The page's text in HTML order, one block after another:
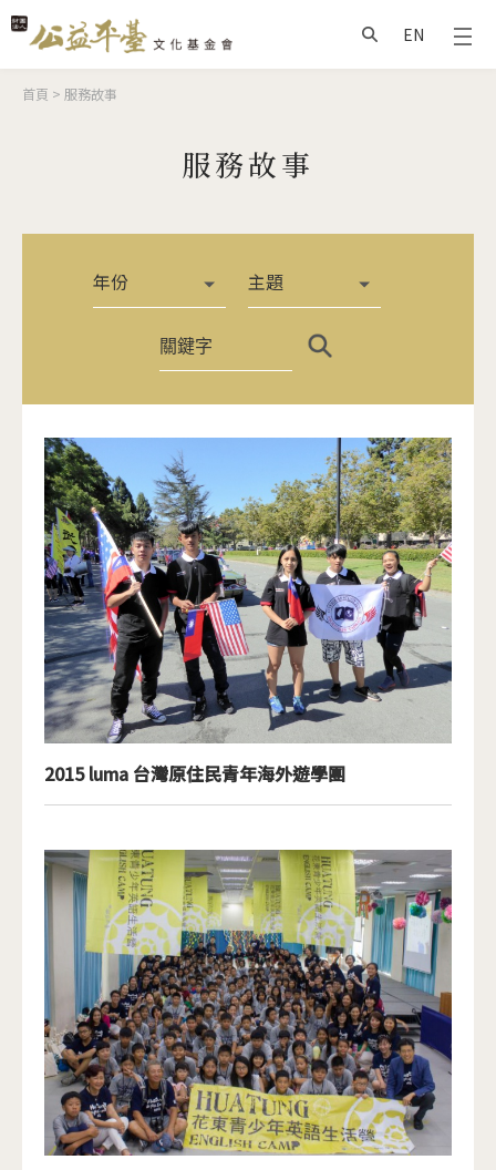
搜尋
EN
您在這裡
首頁 > 服務故事
服務故事
2015 luma 台灣原住民青年海外遊學團